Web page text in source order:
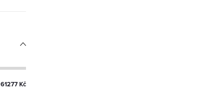
61277Kč